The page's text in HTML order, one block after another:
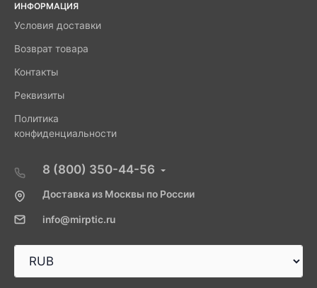
ИНФОРМАЦИЯ
Условия доставки
Возврат товара
Контакты
Реквизиты
Политика
конфиденциальности
8 (800) 350-44-56
Доставка из Москвы по России
info@mirptic.ru